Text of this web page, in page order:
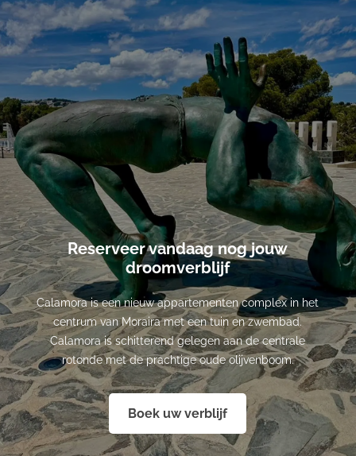
Reserveer vandaag nog jouw
droomverblijf
Calamora is een nieuw appartementen complex in het
centrum van Moraira met een tuin en zwembad.
Calamora is schitterend gelegen aan de centrale
rotonde met de prachtige oude olijvenboom.
Boek uw verblijf